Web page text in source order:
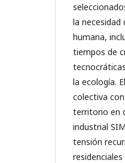
la necesidad
humana,
tiempos de
la ecología.
colectiva
territorio en
industrial
tensión